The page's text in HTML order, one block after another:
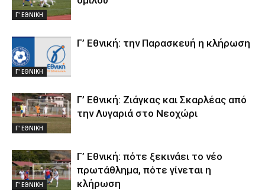
Γ' ΕΘΝΙΚΗ
Γ' ΕΘΝΙΚΗ
Γ’ Εθνική: την Παρασκευή η κλήρωση
Γ' ΕΘΝΙΚΗ
Γ’ Εθνική: Ζιάγκας και Σκαρλέας από
την Λυγαριά στο Νεοχώρι
Γ' ΕΘΝΙΚΗ
Γ’ Εθνική: πότε ξεκινάει το νέο
πρωτάθλημα, πότε γίνεται η
κλήρωση